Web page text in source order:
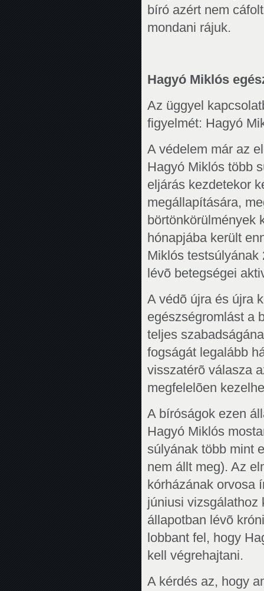
bíró azért nem
mondani rájuk.
Hagyó Miklós
Az üggyel
figyelmét: Hagyó
A védelem már az
Hagyó Miklós több
eljárás kezdetekor
megállapítására,
börtönkörülmények
hónapjába került
Miklós testsúlyának
lévõ betegségei
A védõ újra és újra
egészségromlást a
teljes
fogságát legalább
visszatérõ válasza
megfelelõen
A bíróságok ezen
Hagyó Miklós
súlyának több mint
nem állt meg). Az
kórházának orvosa
júniusi vizsgálathoz
állapotban lévõ
lobbant fel, hogy
kell végrehajtani.
A kérdés az, hogy